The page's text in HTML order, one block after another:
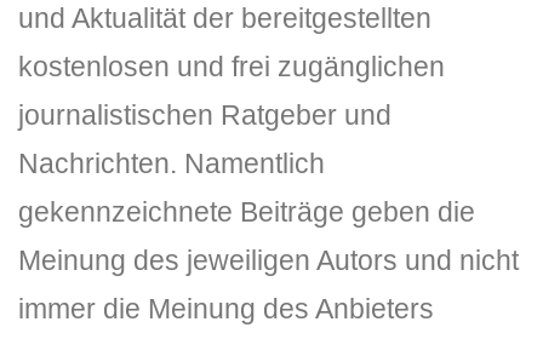
und Aktualität der bereitgestellten
kostenlosen und frei zugänglichen
journalistischen Ratgeber und
Nachrichten. Namentlich
gekennzeichnete Beiträge geben die
Meinung des jeweiligen Autors und nicht
immer die Meinung des Anbieters